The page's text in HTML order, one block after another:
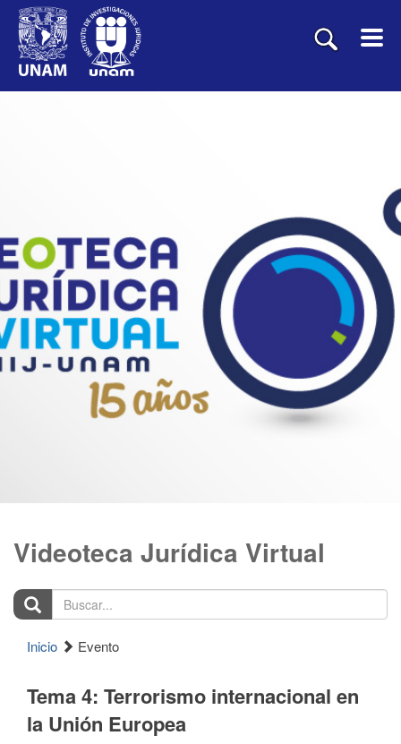
Videoteca Jurídica Virtual
Buscar...
Inicio Evento
Tema 4: Terrorismo internacional en
la Unión Europea